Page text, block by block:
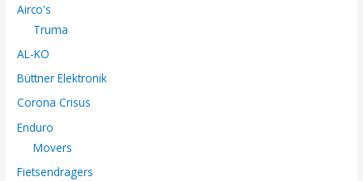
Airco's
Truma
AL-KO
Büttner Elektronik
Corona Crisus
Enduro
Movers
Fietsendragers